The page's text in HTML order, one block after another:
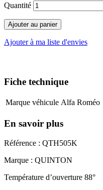
Quantité
Ajouter au panier
Ajouter à ma liste d'envies
Fiche technique
Marque véhicule Alfa Roméo
En savoir plus
Référence : QTH505K
Marque : QUINTON
Température d’ouverture 88°